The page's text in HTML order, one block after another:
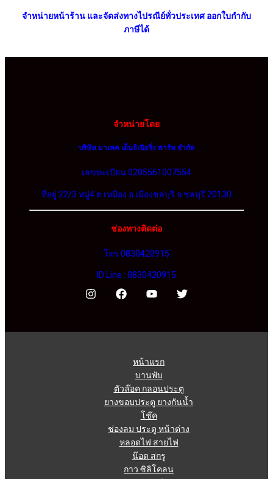
จำหน่ายหน้าร้าน และจัดส่งทางไปรณีย์ทั่วประเทศ ออกใบกำกับ
ภาษีได้
จำหน่ายโดย
บริษัท มาเทค เอ็นจิเนียริ่ง พาร์ท จำกัด
เลขทะเบียน 0205561007554
ที่อยู่ 22/3 หมู่4 ต.เหมือง อ.เมืองชลบุรี จ.ชลบุรี 20130
ช่องทางติดต่อ
โทร 0830420915
ID Line : 0830420915
หน้าแรก
บานพับ
ตัวล๊อค กลอนประตู
ยางขอบประตู ยางกันน้ำ
โช๊ค
ช่องลม ประตู หน้าต่าง
หลอดไฟ สายไฟ
น๊อต สกรู
กาว ซิลิโคลน